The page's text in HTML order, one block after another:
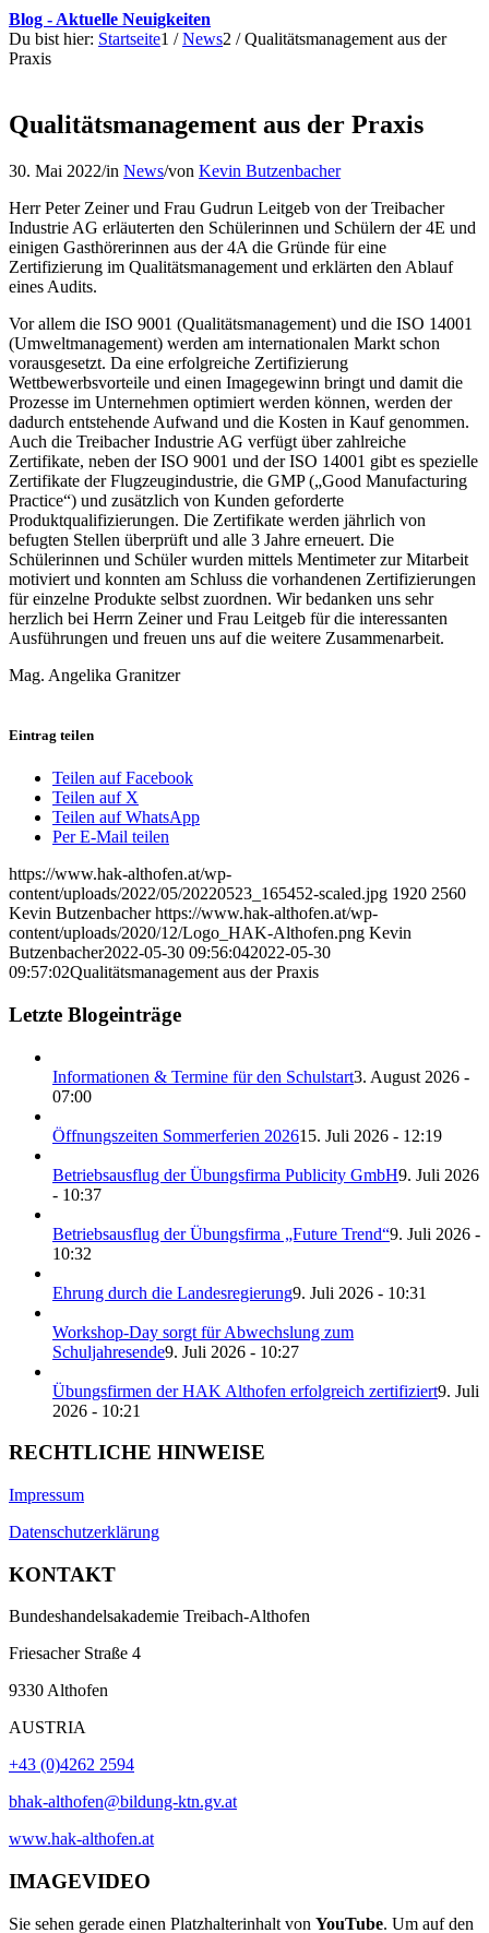
Blog - Aktuelle Neuigkeiten
Du bist hier: Startseite1 / News2 / Qualitätsmanagement aus der
Praxis
Qualitätsmanagement aus der Praxis
30. Mai 2022/in News/von Kevin Butzenbacher
Herr Peter Zeiner und Frau Gudrun Leitgeb von der Treibacher
Industrie AG erläuterten den Schülerinnen und Schülern der 4E und
einigen Gasthörerinnen aus der 4A die Gründe für eine
Zertifizierung im Qualitätsmanagement und erklärten den Ablauf
eines Audits.
Vor allem die ISO 9001 (Qualitätsmanagement) und die ISO 14001
(Umweltmanagement) werden am internationalen Markt schon
vorausgesetzt. Da eine erfolgreiche Zertifizierung
Wettbewerbsvorteile und einen Imagegewinn bringt und damit die
Prozesse im Unternehmen optimiert werden können, werden der
dadurch entstehende Aufwand und die Kosten in Kauf genommen.
Auch die Treibacher Industrie AG verfügt über zahlreiche
Zertifikate, neben der ISO 9001 und der ISO 14001 gibt es spezielle
Zertifikate der Flugzeugindustrie, die GMP („Good Manufacturing
Practice“) und zusätzlich von Kunden geforderte
Produktqualifizierungen. Die Zertifikate werden jährlich von
befugten Stellen überprüft und alle 3 Jahre erneuert. Die
Schülerinnen und Schüler wurden mittels Mentimeter zur Mitarbeit
motiviert und konnten am Schluss die vorhandenen Zertifizierungen
für einzelne Produkte selbst zuordnen. Wir bedanken uns sehr
herzlich bei Herrn Zeiner und Frau Leitgeb für die interessanten
Ausführungen und freuen uns auf die weitere Zusammenarbeit.
Mag. Angelika Granitzer
Eintrag teilen
Teilen auf Facebook
Teilen auf X
Teilen auf WhatsApp
Per E-Mail teilen
https://www.hak-althofen.at/wp-
content/uploads/2022/05/20220523_165452-scaled.jpg 1920 2560
Kevin Butzenbacher https://www.hak-althofen.at/wp-
content/uploads/2020/12/Logo_HAK-Althofen.png Kevin
Butzenbacher2022-05-30 09:56:042022-05-30
09:57:02Qualitätsmanagement aus der Praxis
Letzte Blogeinträge
Informationen & Termine für den Schulstart3. August 2026 -
07:00
Öffnungszeiten Sommerferien 202615. Juli 2026 - 12:19
Betriebsausflug der Übungsfirma Publicity GmbH9. Juli 2026
- 10:37
Betriebsausflug der Übungsfirma „Future Trend“9. Juli 2026 -
10:32
Ehrung durch die Landesregierung9. Juli 2026 - 10:31
Workshop-Day sorgt für Abwechslung zum
Schuljahresende9. Juli 2026 - 10:27
Übungsfirmen der HAK Althofen erfolgreich zertifiziert9. Juli
2026 - 10:21
RECHTLICHE HINWEISE
Impressum
Datenschutzerklärung
KONTAKT
Bundeshandelsakademie Treibach-Althofen
Friesacher Straße 4
9330 Althofen
AUSTRIA
+43 (0)4262 2594
bhak-althofen@bildung-ktn.gv.at
www.hak-althofen.at
IMAGEVIDEO
Sie sehen gerade einen Platzhalterinhalt von YouTube. Um auf den